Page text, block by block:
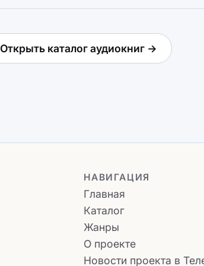
Открыть каталог аудиокниг →
НАВИГАЦИЯ
Главная
Каталог
Жанры
О проекте
Новости проекта в